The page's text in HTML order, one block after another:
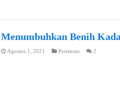
Menumbuhkan Benih
Agustus 1, 2021 Pertanian 2